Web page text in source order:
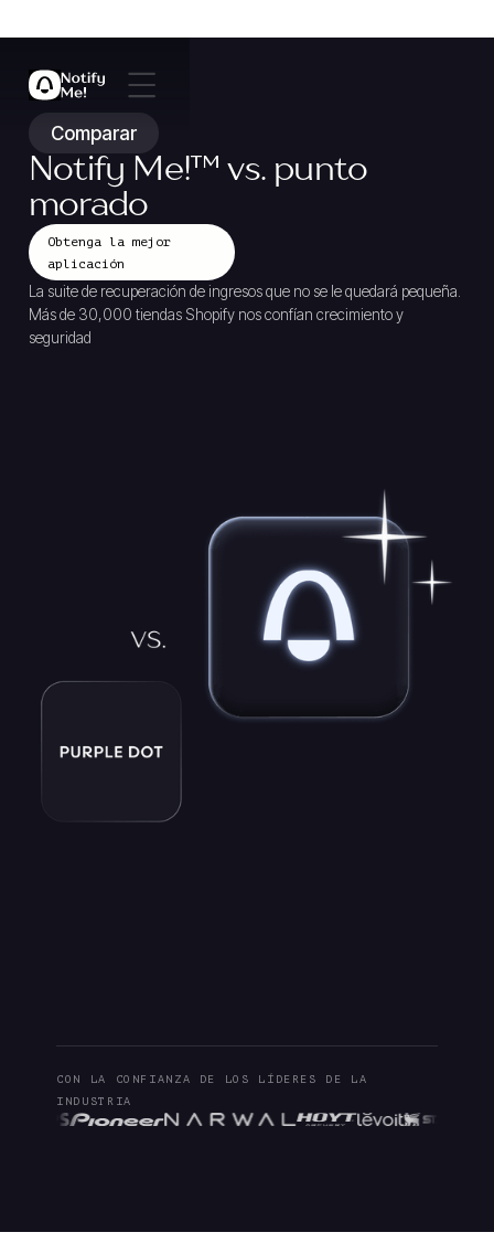
Comparar
Notify Me!™ vs. punto
morado
Obtenga la mejor
aplicación
La suite de recuperación de ingresos que no se le quedará pequeña.
Más de 30,000 tiendas Shopify nos confían crecimiento y
seguridad
CON LA CONFIANZA DE LOS LÍDERES DE LA
INDUSTRIA